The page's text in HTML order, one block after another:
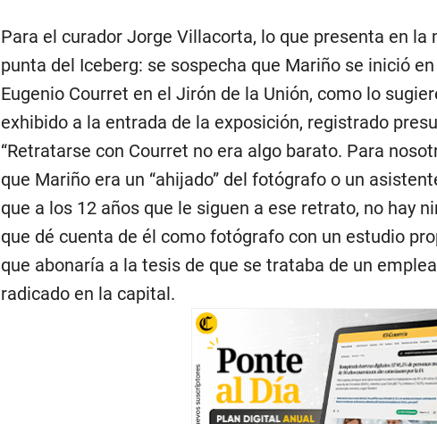
Para el curador Jorge Villacorta, lo que presenta en la
punta del Iceberg: se sospecha que Mariño se inició
Eugenio Courret en el Jirón de la Unión, como lo
exhibido a la entrada de la exposición, registrado
“Retratarse con Courret no era algo barato. Para
que Mariño era un “ahijado” del fotógrafo o un
que a los 12 años que le siguen a ese retrato, no hay
que dé cuenta de él como fotógrafo con un estudio
que abonaría a la tesis de que se trataba de un
radicado en la capital.